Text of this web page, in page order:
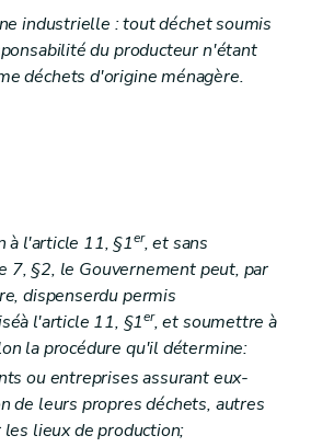
industrielle : tout déchet soumis
du producteur n'étant
déchets d'origine ménagère.
à l'article 11, §1er, et sans
7, §2, le Gouvernement peut, par
dispenserdu permis
à l'article 11, §1er, et soumettre à
la procédure qu'il détermine:
ou entreprises assurant eux-
de leurs propres déchets, autres
lieux de production;